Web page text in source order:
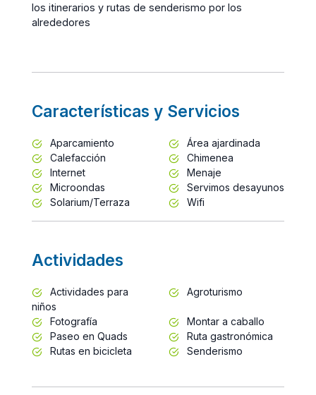
los itinerarios y rutas de senderismo por los
alrededores
Características y Servicios
Aparcamiento
Área ajardinada
Calefacción
Chimenea
Internet
Menaje
Microondas
Servimos desayunos
Solarium/Terraza
Wifi
Actividades
Actividades para
niños
Agroturismo
Fotografía
Montar a caballo
Paseo en Quads
Ruta gastronómica
Rutas en bicicleta
Senderismo